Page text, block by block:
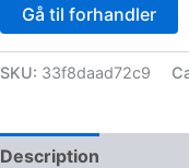
Gå til forhandler
SKU: 33f8daad72c9
Description